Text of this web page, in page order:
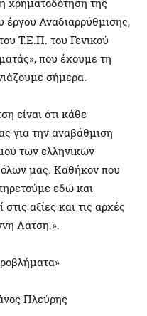
χρηματοδότηση της
έργου Αναδιαρρύθμισης,
Τ.Ε.Π. του Γενικού
που έχουμε τη
σήμερα.
είναι ότι κάθε
για την αναβάθμιση
των ελληνικών
μας. Καθήκον που
εδώ και
αξίες και τις αρχές
Λάτση.».
Πλεύρης